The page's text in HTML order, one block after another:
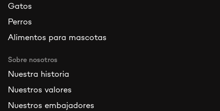
Gatos
Perros
Alimentos para mascotas
Sobre nosotros
Nuestra historia
Nuestros valores
Nuestros embajadores